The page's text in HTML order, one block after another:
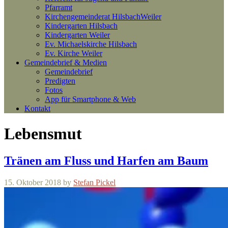
Pfarramt
Kirchengemeinderat HilsbachWeiler
Kindergarten Hilsbach
Kindergarten Weiler
Ev. Michaelskirche Hilsbach
Ev. Kirche Weiler
Gemeindebrief & Medien
Gemeindebrief
Predigten
Fotos
App für Smartphone & Web
Kontakt
Lebensmut
Tränen am Fluss und Harfen am Baum
15. Oktober 2018 by Stefan Pickel